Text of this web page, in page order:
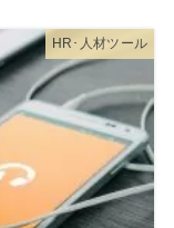
HR･人材ツール